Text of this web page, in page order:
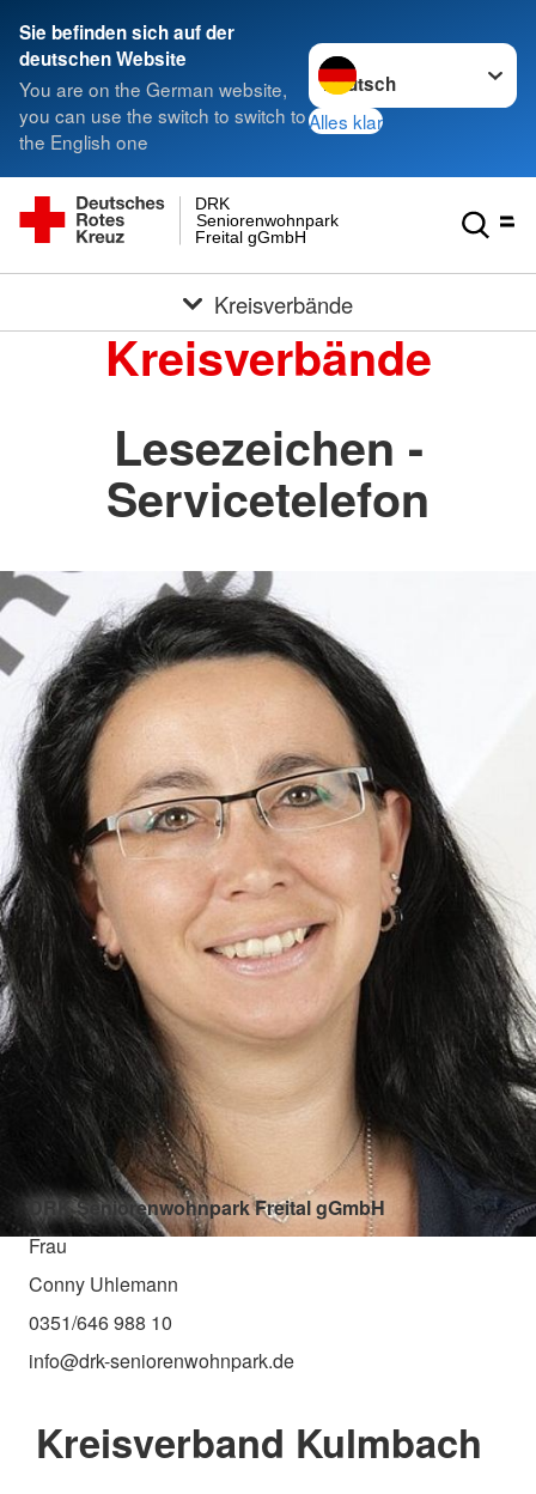
Sie befinden sich auf der
deutschen Website
You are on the German website,
you can use the switch to switch to
the English one
Sprache wechseln zu
Alles klar
Freital gGmbH
Seniorenwohnpark
DRK
Kreisverbände
Kreisverbände
Lesezeichen -
Servicetelefon
DRK Seniorenwohnpark Freital gGmbH
Frau
Conny Uhlemann
0351/646 988 10
info@drk-seniorenwohnpark.de
Kreisverband Kulmbach